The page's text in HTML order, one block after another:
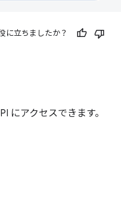
に立ちましたか？
にアクセスできます。